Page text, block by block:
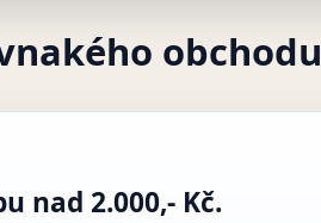
obchodu
nad 2.000,- Kč.